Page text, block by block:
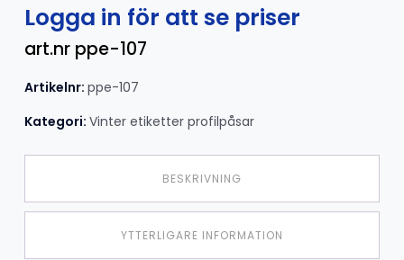
Logga in för att se priser
art.nr ppe-107
Artikelnr: ppe-107
Kategori: Vinter etiketter profilpåsar
BESKRIVNING
YTTERLIGARE INFORMATION